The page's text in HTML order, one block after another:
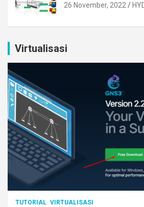
26 November, 2022
Virtualisasi
TUTORIAL VIRTUALISASI